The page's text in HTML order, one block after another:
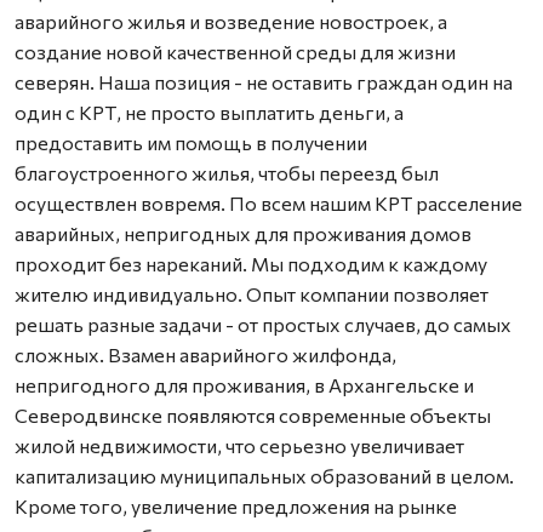
аварийного жилья и возведение новостроек, а
создание новой качественной среды для жизни
северян. Наша позиция - не оставить граждан один на
один с КРТ, не просто выплатить деньги, а
предоставить им помощь в получении
благоустроенного жилья, чтобы переезд был
осуществлен вовремя. По всем нашим КРТ расселение
аварийных, непригодных для проживания домов
проходит без нареканий. Мы подходим к каждому
жителю индивидуально. Опыт компании позволяет
решать разные задачи - от простых случаев, до самых
сложных. Взамен аварийного жилфонда,
непригодного для проживания, в Архангельске и
Северодвинске появляются современные объекты
жилой недвижимости, что серьезно увеличивает
капитализацию муниципальных образований в целом.
Кроме того, увеличение предложения на рынке